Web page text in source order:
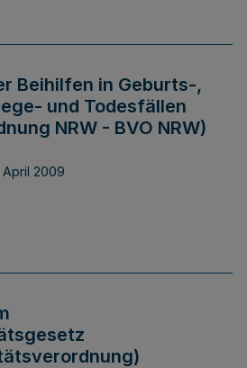
Beihilfen in Geburts-,
und Todesfällen
NRW - BVO NRW)
April 2009